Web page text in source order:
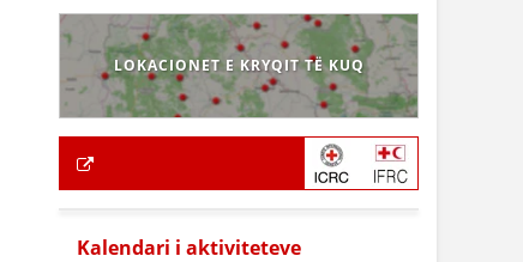
LOKACIONET E KRYQIT TË KUQ
Kalendari i aktiviteteve